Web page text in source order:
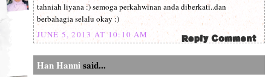
tahniah liyana :) semoga perkahwinan anda diberkati..dan
berbahagia selalu okay :)
JUNE 5, 2013 AT 10:10 AM
Han Hannisaid...